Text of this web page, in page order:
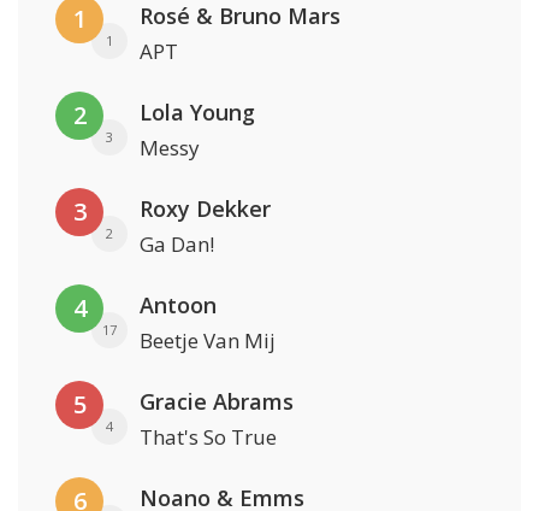
1
1
Rosé & Bruno Mars
APT
2
3
Lola Young
Messy
3
2
Roxy Dekker
Ga Dan!
4
17
Antoon
Beetje Van Mij
5
4
Gracie Abrams
That's So True
6 Noano & Emms